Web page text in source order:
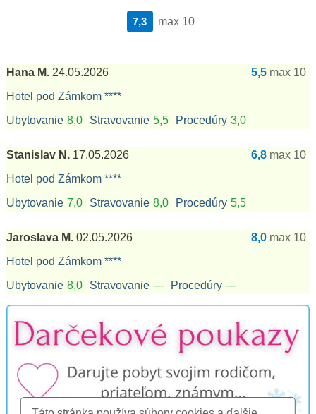
max 10
7,3
Hana M. 24.05.2026 5,5 max 10
Hotel pod Zámkom ****
Ubytovanie 8,0 Stravovanie 5,5 Procedúry 3,0
Stanislav N. 17.05.2026 6,8 max 10
Hotel pod Zámkom ****
Ubytovanie 7,0 Stravovanie 8,0 Procedúry 5,5
Jaroslava M. 02.05.2026 8,0 max 10
Hotel pod Zámkom ****
Ubytovanie 8,0 Stravovanie --- Procedúry ---